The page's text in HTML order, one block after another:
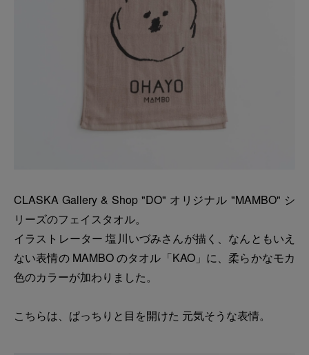
CLASKA Gallery & Shop "DO" オリジナル "MAMBO" シ
リーズのフェイスタオル。
イラストレーター 塩川いづみさんが描く、なんともいえ
ない表情の MAMBO のタオル「KAO」に、柔らかなモカ
色のカラーが加わりました。
こちらは、ぱっちりと目を開けた 元気そうな表情。